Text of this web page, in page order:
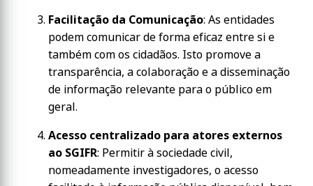
Facilitação da Comunicação: As entidades
podem comunicar de forma eficaz entre si e
também com os cidadãos. Isto promove a
transparência, a colaboração e a disseminação
de informação relevante para o público em
geral.
Acesso centralizado para atores externos
ao SGIFR: Permitir à sociedade civil,
nomeadamente investigadores, o acesso